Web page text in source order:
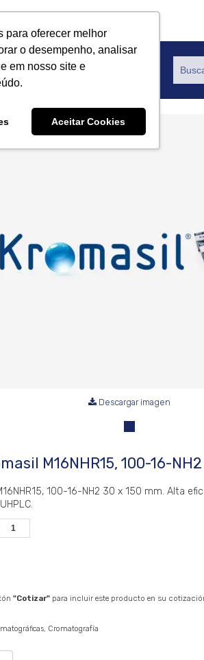
para oferecer melhor
o desempenho, analisar
em nosso site e
Aceitar Cookies
Descargar imagen
M16NHR15, 100-16-
100-16-NH2 30 x 150 mm. Alta
"Cotizar" para incluir este producto en su
Cromatografía